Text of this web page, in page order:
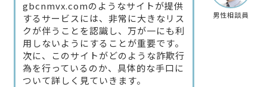
男性相談員
gbcnmvx.comのようなサイトが提供
するサービスには、非常に大きなリス
クが伴うことを認識し、万が一にも利
用しないようにすることが重要です。
次に、このサイトがどのような詐欺行
為を行っているのか、具体的な手口に
ついて詳しく見ていきます。